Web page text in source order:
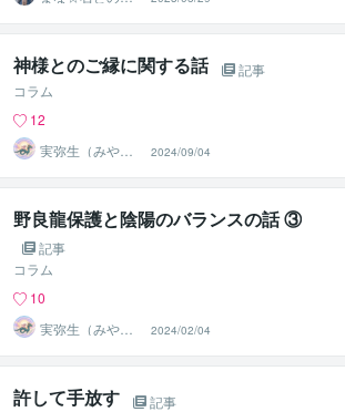
を整える占い師
＆セラピスト
神様とのご縁に関する話
記事
コラム
12
実弥生（みや
の）
2024/09/04
野良龍保護と陰陽のバランスの話 ③
記事
コラム
10
実弥生（みや
の）
2024/02/04
許して手放す
記事